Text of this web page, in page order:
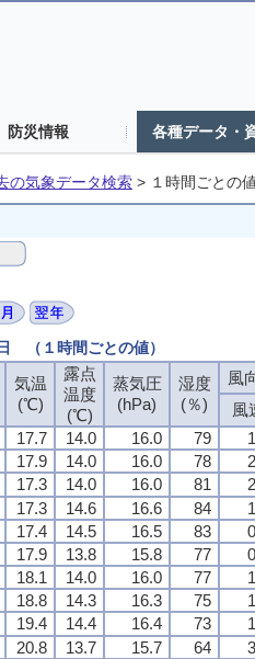
防災情報 各種データ・
の気象データ検索 > １時間ごとの
（１時間ごとの値）
気温
(℃)
露点
温度
(℃)
蒸気圧
(hPa)
湿度
(％)
風
風
17.7 14.0 16.0 79
17.9 14.0 16.0 78
17.3 14.0 16.0 81
17.3 14.6 16.6 84
17.4 14.5 16.5 83
17.9 13.8 15.8 77
18.1 14.0 16.0 77
18.8 14.3 16.3 75
19.4 14.4 16.4 73
20.8 13.7 15.7 64
気温
(℃)
露点
温度
(℃)
蒸気圧
(hPa)
湿度
(％)
風
風
17.7 14.0 16.0 79
17.9 14.0 16.0 78
17.3 14.0 16.0 81
17.3 14.6 16.6 84
17.4 14.5 16.5 83
17.9 13.8 15.8 77
18.1 14.0 16.0 77
18.8 14.3 16.3 75
19.4 14.4 16.4 73
20.8 13.7 15.7 64
気温
(℃)
露点
温度
(℃)
蒸気圧
(hPa)
湿度
(％)
風
風
17.7 14.0 16.0 79
17.9 14.0 16.0 78
17.3 14.0 16.0 81
17.3 14.6 16.6 84
17.4 14.5 16.5 83
17.9 13.8 15.8 77
18.1 14.0 16.0 77
18.8 14.3 16.3 75
19.4 14.4 16.4 73
20.8 13.7 15.7 64
気温
(℃)
露点
温度
(℃)
蒸気圧
(hPa)
湿度
(％)
風
風
17.7 14.0 16.0 79
17.9 14.0 16.0 78
17.3 14.0 16.0 81
17.3 14.6 16.6 84
17.4 14.5 16.5 83
17.9 13.8 15.8 77
18.1 14.0 16.0 77
18.8 14.3 16.3 75
19.4 14.4 16.4 73
20.8 13.7 15.7 64